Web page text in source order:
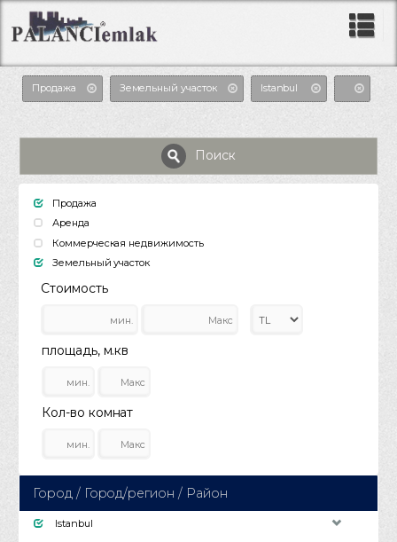
Продажа Земельный участок Istanbul
Поиск
Продажа
Аренда
Коммерческая недвижимость
Земельный участок
Стоимость
площадь, м.кв
Кол-во комнат
Город / Город/регион / Район
Istanbul